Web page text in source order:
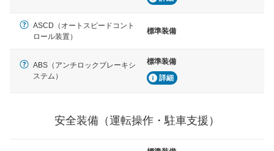
ASCD（オートスピードコント
ロール装置）
標準装備
ABS（アンチロックブレーキシ
ステム）
標準装備
詳細
安全装備（運転操作・駐車支援）